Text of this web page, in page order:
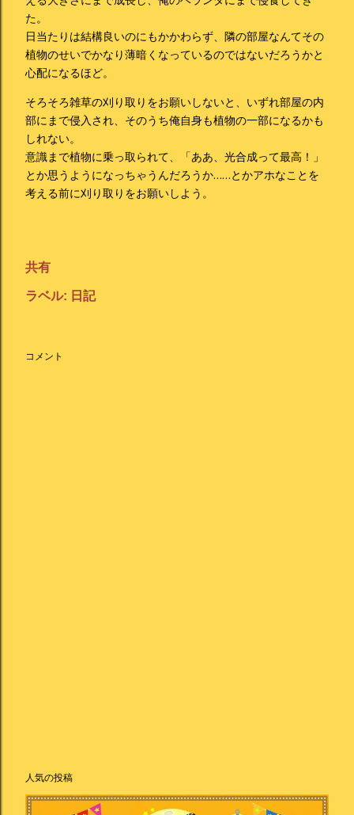
た。
日当たりは結構良いのにもかかわらず、隣の部屋なんてその
植物のせいでかなり薄暗くなっているのではないだろうかと
心配になるほど。
そろそろ雑草の刈り取りをお願いしないと、いずれ部屋の内
部にまで侵入され、そのうち俺自身も植物の一部になるかも
しれない。
意識まで植物に乗っ取られて、「ああ、光合成って最高！」
とか思うようになっちゃうんだろうか……とかアホなことを
考える前に刈り取りをお願いしよう。
共有
ラベル: 日記
コメント
人気の投稿